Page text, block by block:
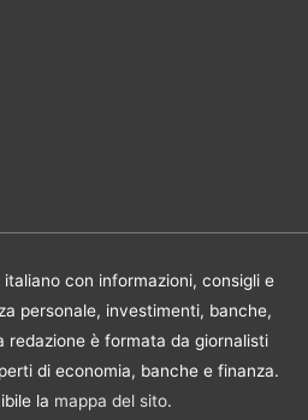
con informazioni, consigli e
personale, investimenti, banche,
redazione è formata da giornalisti
di economia, banche e finanza.
la mappa del sito.